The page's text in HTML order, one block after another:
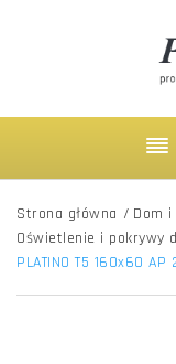
Strona główna / Dom i
Oświetlenie i pokrywy
PLATINO T5 160x60 AP